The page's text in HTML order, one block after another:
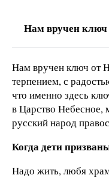
Нам вручен ключ
Нам вручен ключ от
терпением, с
что именно здесь
в Царство Небесное,
русский народ
Когда дети
Надо жить, любя